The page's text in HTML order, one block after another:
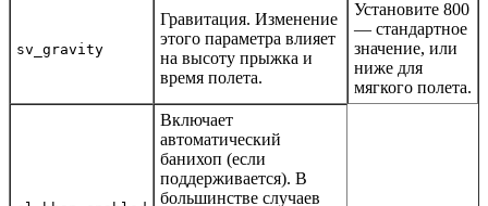
sv_gravity
Гравитация. Изменение
этого параметра влияет
на высоту прыжка и
время полета.
Установите 800
— стандартное
значение, или
ниже для
мягкого полета.
Включает
автоматический
банихоп (если
поддерживается). В
большинстве случаев